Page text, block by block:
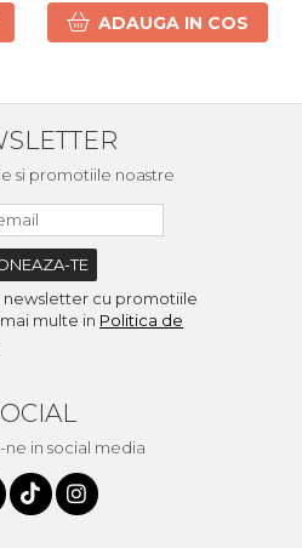
ADAUGA IN COS
si promotiile noastre
newsletter cu promotiile
multe in Politica de
in social media